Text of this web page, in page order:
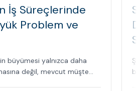
İş Süreçlerinde
Problem ve
büyümesi yalnızca daha
değil, mevcut müşte...